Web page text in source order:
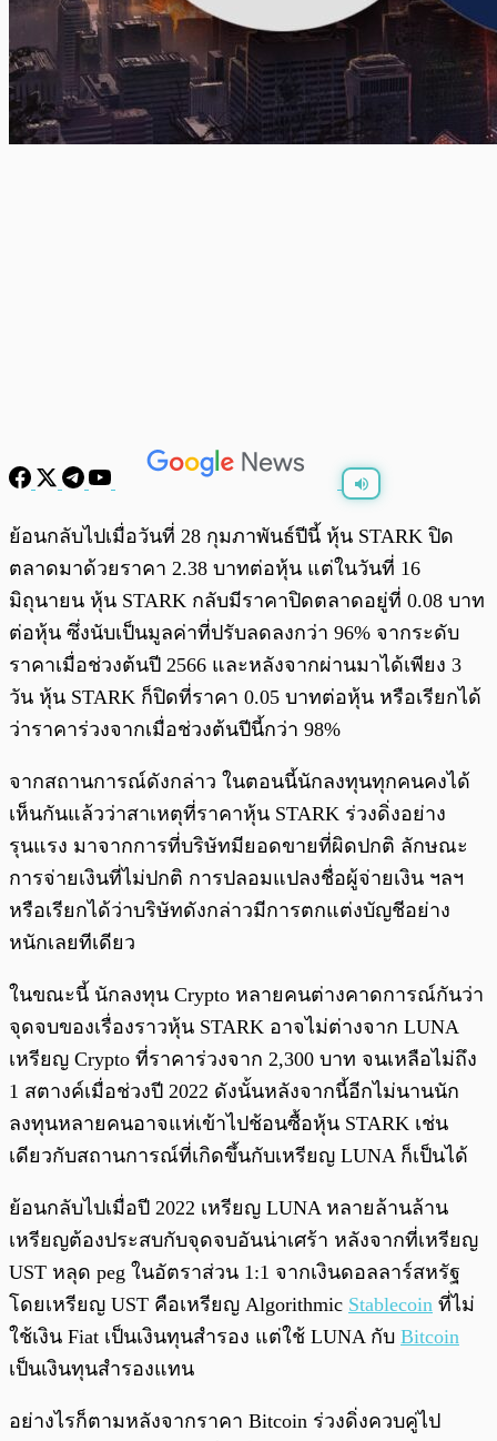
พร้อมเล่น 0:00
ย้อนกลับไปเมื่อวันที่ 28 กุมภาพันธ์ปีนี้ หุ้น STARK ปิด
ตลาดมาด้วยราคา 2.38 บาทต่อหุ้น แต่ในวันที่ 16
มิถุนายน หุ้น STARK กลับมีราคาปิดตลาดอยู่ที่ 0.08 บาท
ต่อหุ้น ซึ่งนับเป็นมูลค่าที่ปรับลดลงกว่า 96% จากระดับ
ราคาเมื่อช่วงต้นปี 2566 และหลังจากผ่านมาได้เพียง 3
วัน หุ้น STARK ก็ปิดที่ราคา 0.05 บาทต่อหุ้น หรือเรียกได้
ว่าราคาร่วงจากเมื่อช่วงต้นปีนี้กว่า 98%
จากสถานการณ์ดังกล่าว ในตอนนี้นักลงทุนทุกคนคงได้
เห็นกันแล้วว่าสาเหตุที่ราคาหุ้น STARK ร่วงดิ่งอย่าง
รุนแรง มาจากการที่บริษัทมียอดขายที่ผิดปกติ ลักษณะ
การจ่ายเงินที่ไม่ปกติ การปลอมแปลงชื่อผู้จ่ายเงิน ฯลฯ
หรือเรียกได้ว่าบริษัทดังกล่าวมีการตกแต่งบัญชีอย่าง
หนักเลยทีเดียว
ในขณะนี้ นักลงทุน Crypto หลายคนต่างคาดการณ์กันว่า
จุดจบของเรื่องราวหุ้น STARK อาจไม่ต่างจาก LUNA
เหรียญ Crypto ที่ราคาร่วงจาก 2,300 บาท จนเหลือไม่ถึง
1 สตางค์เมื่อช่วงปี 2022 ดังนั้นหลังจากนี้อีกไม่นานนัก
ลงทุนหลายคนอาจแห่เข้าไปช้อนซื้อหุ้น STARK เช่น
เดียวกับสถานการณ์ที่เกิดขึ้นกับเหรียญ LUNA ก็เป็นได้
ย้อนกลับไปเมื่อปี 2022 เหรียญ LUNA หลายล้านล้าน
เหรียญต้องประสบกับจุดจบอันน่าเศร้า หลังจากที่เหรียญ
UST หลุด peg ในอัตราส่วน 1:1 จากเงินดอลลาร์สหรัฐ
โดยเหรียญ UST คือเหรียญ Algorithmic Stablecoin ที่ไม่
ใช้เงิน Fiat เป็นเงินทุนสำรอง แต่ใช้ LUNA กับ Bitcoin
เป็นเงินทุนสำรองแทน
อย่างไรก็ตามหลังจากราคา Bitcoin ร่วงดิ่งควบคู่ไป